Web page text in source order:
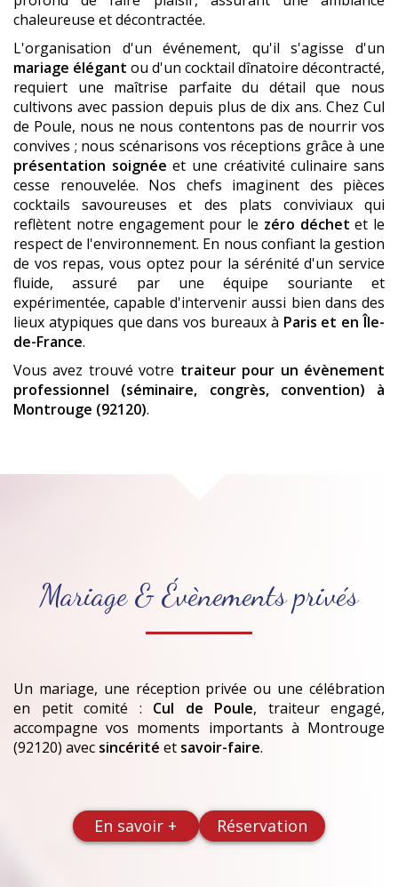
chaleureuse et décontractée.
L'organisation d'un événement, qu'il s'agisse d'un
mariage élégant ou d'un cocktail dînatoire décontracté,
requiert une maîtrise parfaite du détail que nous
cultivons avec passion depuis plus de dix ans. Chez Cul
de Poule, nous ne nous contentons pas de nourrir vos
convives ; nous scénarisons vos réceptions grâce à une
présentation soignée et une créativité culinaire sans
cesse renouvelée. Nos chefs imaginent des pièces
cocktails savoureuses et des plats conviviaux qui
reflètent notre engagement pour le zéro déchet et le
respect de l'environnement. En nous confiant la gestion
de vos repas, vous optez pour la sérénité d'un service
fluide, assuré par une équipe souriante et
expérimentée, capable d'intervenir aussi bien dans des
lieux atypiques que dans vos bureaux à Paris et en Île-
de-France.
Vous avez trouvé votre traiteur pour un évènement
professionnel (séminaire, congrès, convention)
à
Montrouge (92120).
Mariage & Évènements privés
Un mariage, une réception privée ou une célébration
en petit comité : Cul de Poule, traiteur engagé,
accompagne vos moments importants à Montrouge
(92120) avec sincérité et savoir-faire.
En savoir + Réservation